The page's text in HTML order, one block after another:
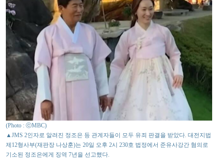
(Photo : ⓒMBC)
▲JMS 2인자로 알려진 정조은 등 관계자들이 모두 유죄 판결을 받았다. 대전지법
제12형사부(재판장 나상훈)는 20일 오후 2시 230호 법정에서 준유사강간 혐의로
기소된 정조은에게 징역 7년을 선고했다.